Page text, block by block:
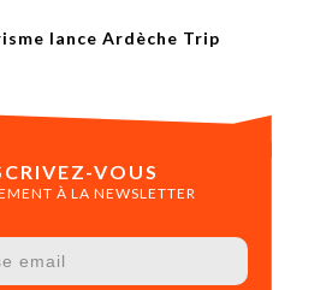
lance Ardèche Trip
VOUS
À LA NEWSLETTER